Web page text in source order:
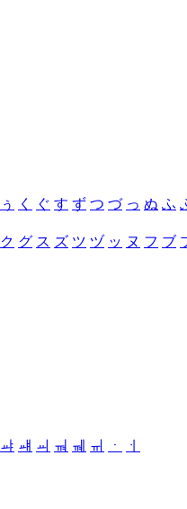
ぅ く ぐ す ず つ づ っ ぬ ふ
ク グ ス ズ ツ ヅ ッ ヌ フ ブ
ㆇ ㆈ ㆉ ㆊ ㆋ ㆌ ㆍ
ㆎ